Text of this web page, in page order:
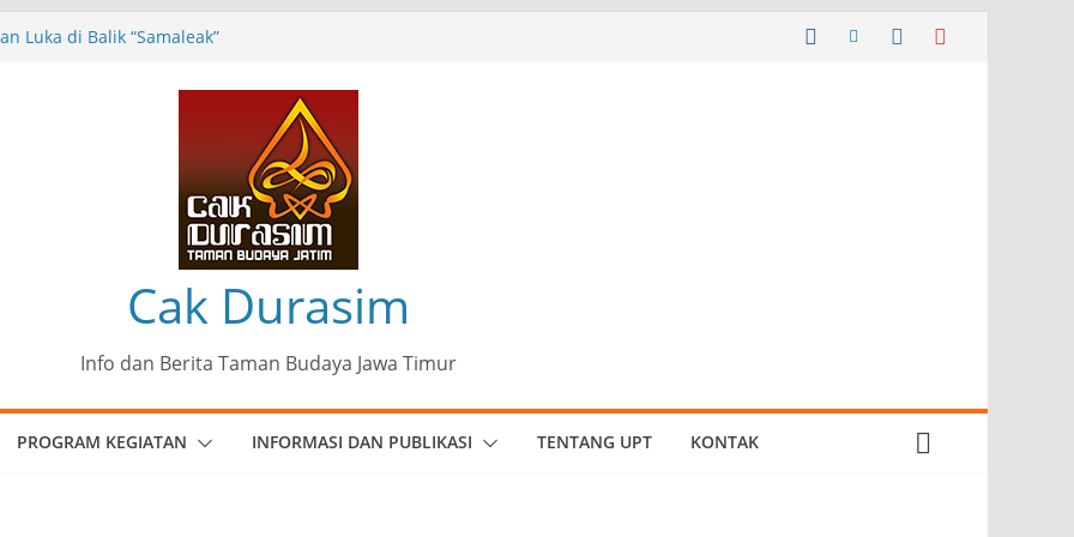
Luka di Balik “Samaleak”
Ungkapan Kritis Tentang Derita
Patria Seni Rupa Kota Blitar :
Menjadi Mantra Perlawanan
Cak Durasim
Info dan Berita Taman Budaya Jawa Timur
PROGRAM KEGIATAN INFORMASI DAN PUBLIKASI TENTANG UPT KONTAK